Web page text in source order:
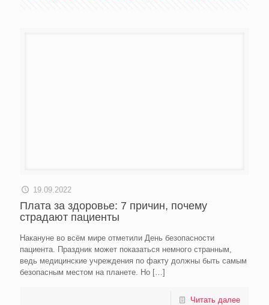
19.09.2022
Плата за здоровье: 7 причин, почему
страдают пациенты
Накануне во всём мире отметили День безопасности
пациента. Праздник может показаться немного странным,
ведь медицинские учреждения по факту должны быть самым
безопасным местом на планете. Но […]
Читать далее